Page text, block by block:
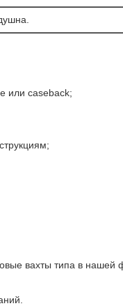
или caseback;
вахты типа в нашей